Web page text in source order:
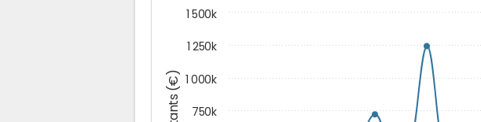
750k
1 000k
1 250k
1 500k